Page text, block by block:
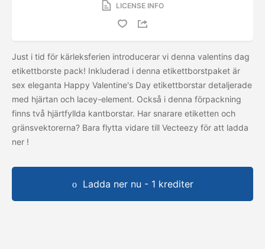
LICENSE INFO
Just i tid för kärleksferien introducerar vi denna valentins dag
etikettborste pack! Inkluderad i denna etikettborstpaket är
sex eleganta Happy Valentine's Day etikettborstar detaljerade
med hjärtan och lacey-element. Också i denna förpackning
finns två hjärtfyllda kantborstar. Har snarare etiketten och
gränsvektorerna? Bara flytta vidare till Vecteezy för att ladda
ner !
Ladda ner nu - 1 krediter